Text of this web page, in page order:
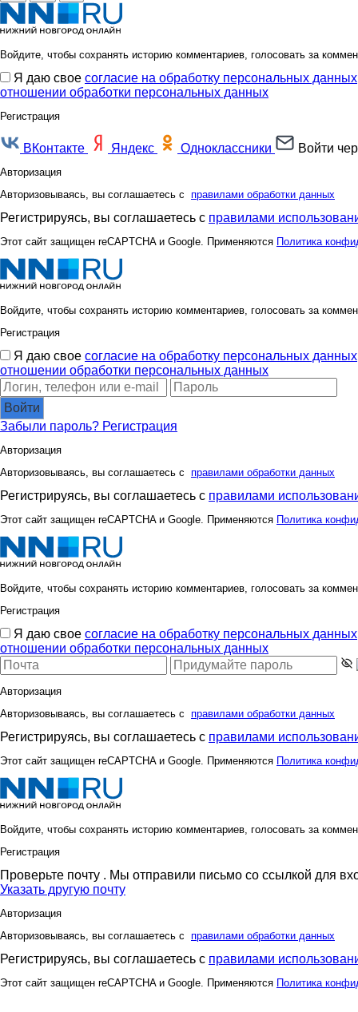
Войдите, чтобы сохранять историю комментариев, голосовать за
Я даю свое согласие на обработку персональных данных
отношении обработки персональных данных
Регистрация
ВКонтакте Яндекс Одноклассники Войти
Авторизация
Авторизовываясь, вы соглашаетесь с правилами обработки данных
Регистрируясь, вы соглашаетесь с правилами
Этот сайт защищен reCAPTCHA и Google. Применяются Политика
Войдите, чтобы сохранять историю комментариев, голосовать за
Регистрация
Я даю свое согласие на обработку персональных данных
отношении обработки персональных данных
Войти
Забыли пароль? Регистрация
Авторизация
Авторизовываясь, вы соглашаетесь с правилами обработки данных
Регистрируясь, вы соглашаетесь с правилами
Этот сайт защищен reCAPTCHA и Google. Применяются Политика
Войдите, чтобы сохранять историю комментариев, голосовать за
Регистрация
Я даю свое согласие на обработку персональных данных
отношении обработки персональных данных
Авторизация
Авторизовываясь, вы соглашаетесь с правилами обработки данных
Регистрируясь, вы соглашаетесь с правилами
Этот сайт защищен reCAPTCHA и Google. Применяются Политика
Войдите, чтобы сохранять историю комментариев, голосовать за
Регистрация
Проверьте почту . Мы отправили письмо со ссылкой для
Указать другую почту
Авторизация
Авторизовываясь, вы соглашаетесь с правилами обработки данных
Регистрируясь, вы соглашаетесь с правилами
Этот сайт защищен reCAPTCHA и Google. Применяются Политика